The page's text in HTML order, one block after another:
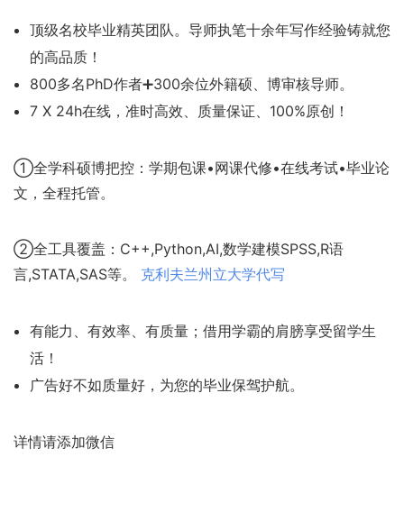
顶级名校毕业精英团队。导师执笔十余年写作经验铸就您
的高品质！
800多名PhD作者➕300余位外籍硕、博审核导师。
7 X 24h在线，准时高效、质量保证、100%原创！
①全学科硕博把控：学期包课•网课代修•在线考试•毕业论
文，全程托管。
②全工具覆盖：C++,Python,AI,数学建模SPSS,R语
言,STATA,SAS等。 克利夫兰州立大学代写
有能力、有效率、有质量；借用学霸的肩膀享受留学生
活！
广告好不如质量好，为您的毕业保驾护航。
详情请添加微信